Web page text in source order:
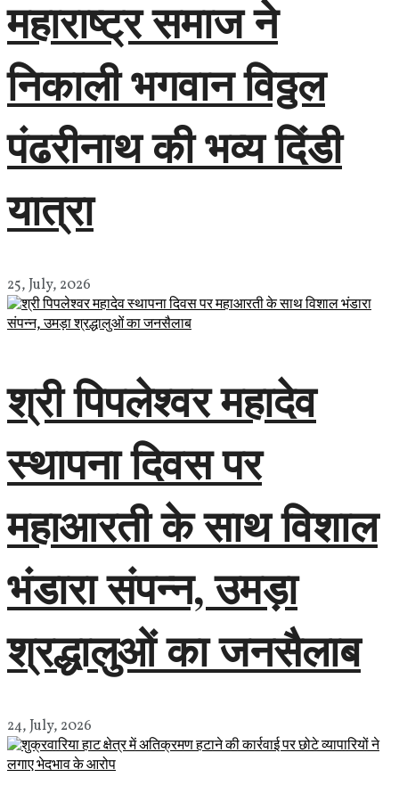
महाराष्ट्र समाज ने
निकाली भगवान विठ्ठल
पंढरीनाथ की भव्य दिंडी
यात्रा
25, July, 2026
श्री पिपलेश्वर महादेव
स्थापना दिवस पर
महाआरती के साथ विशाल
भंडारा संपन्न, उमड़ा
श्रद्धालुओं का जनसैलाब
24, July, 2026